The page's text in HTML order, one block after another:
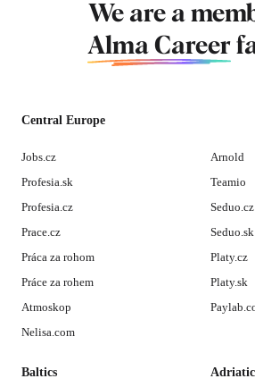
We are a
Alma Career
Central Europe
Jobs.cz
Profesia.sk
Profesia.cz
Prace.cz
Práca za rohom
Práce za rohem
Atmoskop
Nelisa.com
Arnold
Teamio
Seduo.cz
Seduo.sk
Platy.cz
Platy.sk
Baltics Adriatic